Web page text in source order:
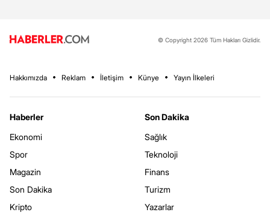
© Copyright 2026 Tüm Hakları Gizlidir.
Hakkımızda Reklam İletişim Künye Yayın İlkeleri
Haberler
Ekonomi
Spor
Magazin
Son Dakika
Kripto
Son Dakika
Sağlık
Teknoloji
Finans
Turizm
Yazarlar